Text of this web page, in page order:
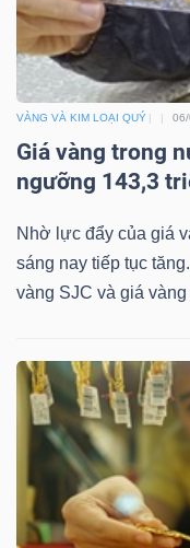
VÀNG VÀ KIM LOẠI QUÝ
Giá vàng trong
ngưỡng 143,3
Nhờ lực đẩy của giá
sáng nay tiếp tục
vàng SJC và giá
chính
Dữ
liệu